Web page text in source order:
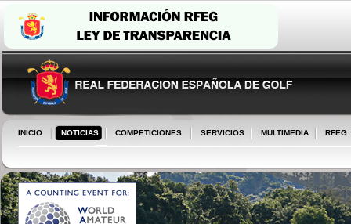
INICIO NOTICIAS COMPETICIONES SERVICIOS MULTIMEDIA RFEG